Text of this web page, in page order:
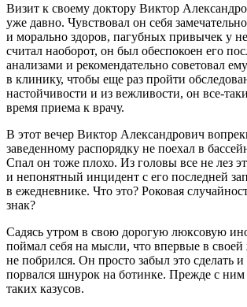
Визит к своему доктору Виктор
уже давно. Чувствовал он себя
и морально здоров, пагубных привычек у
считал наоборот, он был обеспокоен его
анализами и рекомендательно советовал
в клинику, чтобы еще раз пройти
настойчивости и из вежливости, он все-
время приема к врачу.
В этот вечер Виктор Александрович
заведенному распорядку не поехал в
Спал он тоже плохо. Из головы все не лез
и непонятный инцидент с его последней
в ежедневнике. Что это? Роковая
знак?
Садясь утром в свою дорогую люксовую
поймал себя на мысли, что впервые в
не побрился. Он просто забыл это сделать
порвался шнурок на ботинке. Прежде с ним
таких казусов.